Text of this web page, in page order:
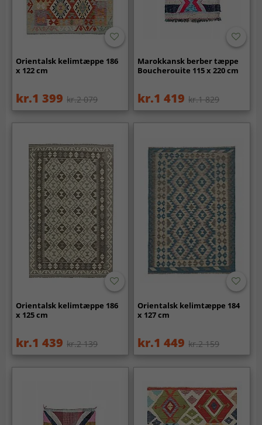
Orientalsk kelimtæppe 186
x 122 cm
kr.1 399 kr.2 079
Marokkansk berber tæppe
Boucherouite 115 x 220 cm
kr.1 419 kr.1 829
Orientalsk kelimtæppe 186
x 125 cm
kr.1 439 kr.2 139
Orientalsk kelimtæppe 184
x 127 cm
kr.1 449 kr.2 159